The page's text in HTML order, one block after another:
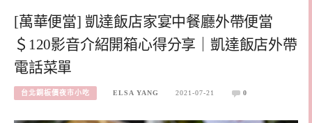
[萬華便當] 凱達飯店家宴中餐廳外帶便當
＄120影音介紹開箱心得分享｜凱達飯店外帶
電話菜單
台北銅板價夜市小吃 ELSA YANG 2021-07-21 0